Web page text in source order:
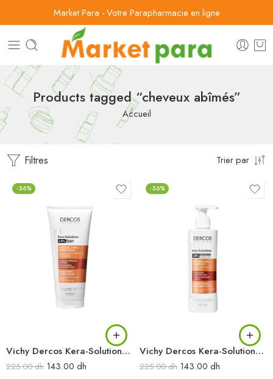
Market Para - Votre Parapharmacie en ligne
Products tagged “cheveux abîmés”
Accueil
Filtres Trier par
-36%
Vichy Dercos Kera-Solutions Masque 2min Réparateur 200 ml
225.00dh 143.00 dh
-36%
Vichy Dercos Kera-Solutions Shampooing Reconstituant 250 ml
225.00dh 143.00 dh